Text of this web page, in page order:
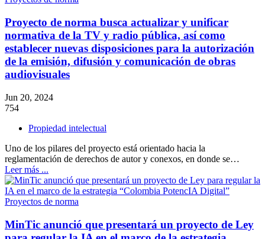
Proyecto de norma busca actualizar y unificar
normativa de la TV y radio pública, así como
establecer nuevas disposiciones para la autorización
de la emisión, difusión y comunicación de obras
audiovisuales
Jun 20, 2024
754
Propiedad intelectual
Uno de los pilares del proyecto está orientado hacia la
reglamentación de derechos de autor y conexos, en donde se…
Leer más ...
Proyectos de norma
MinTic anunció que presentará un proyecto de Ley